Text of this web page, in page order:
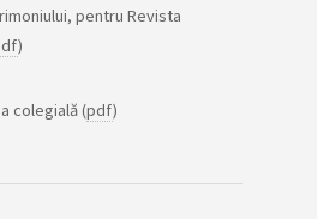
pentru Revista
)
colegială (pdf)